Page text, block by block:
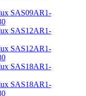
SAS09AR1-
SAS12AR1-
SAS12AR1-
SAS18AR1-
SAS18AR1-